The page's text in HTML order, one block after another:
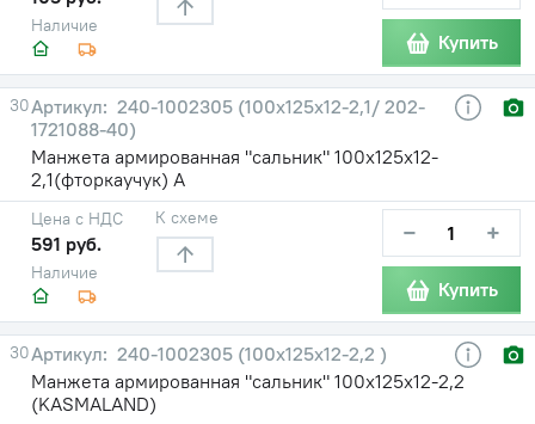
Наличие
Купить
30
240-1002305 (100х125х12-2,1/ 202-
1721088-40)
Манжета армированная "сальник" 100х125х12-
2,1(фторкаучук) А
Наличие
Цена с НДС
591 руб.
К схеме − +
Купить
30
240-1002305 (100х125х12-2,2 )
Манжета армированная "сальник" 100х125х12-2,2
(KASMALAND)